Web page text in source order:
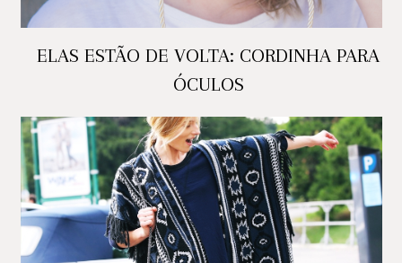
ELAS ESTÃO DE VOLTA: CORDINHA PARA
ÓCULOS